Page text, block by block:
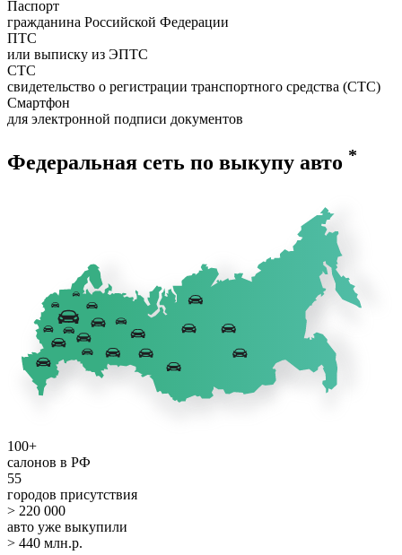
Паспорт
гражданина Российской Федерации
ПТС
или выписку из ЭПТС
СТС
свидетельство о регистрации транспортного средства (СТС)
Смартфон
для электронной подписи документов
Федеральная сеть по выкупу авто *
100+
салонов в РФ
55
городов присутствия
> 220 000
авто уже выкупили
> 440 млн.р.